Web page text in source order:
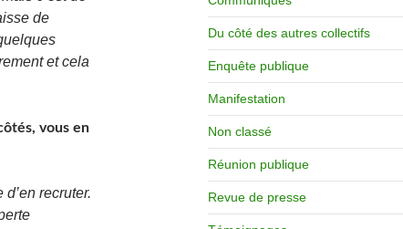
de
et cela
vous en
recruter.
Du côté des autres collectifs
Enquête publique
Manifestation
Non classé
Réunion publique
Revue de presse